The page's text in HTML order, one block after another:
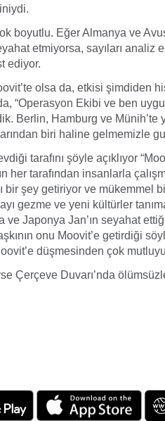
boyutlu. Eğer Almanya ve
etmiyorsa, sayıları analiz
ediyor.
olsa da, etkisi şimdiden
“Operasyon Ekibi ve ben
Berlin, Hamburg ve Münih’te
biri haline gelmemizle
tarafını şöyle açıklıyor
her tarafından insanlarla
şey getiriyor ve mükemmel
gezme ve yeni kültürler
Japonya Jan’ın seyahat
onu Moovit’e getirdiği
düşmesinden çok
Çerçeve Duvarı’nda